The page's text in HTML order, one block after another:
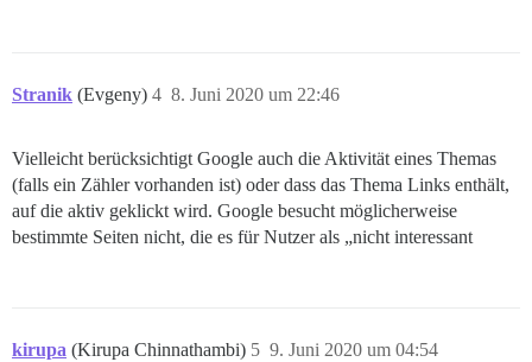
Stranik (Evgeny) 8. Juni 2020 um 22:46
4
Vielleicht berücksichtigt Google auch die Aktivität eines Themas
(falls ein Zähler vorhanden ist) oder dass das Thema Links enthält,
auf die aktiv geklickt wird. Google besucht möglicherweise
bestimmte Seiten nicht, die es für Nutzer als „nicht interessant
kirupa (Kirupa Chinnathambi) 9. Juni 2020 um 04:54
5